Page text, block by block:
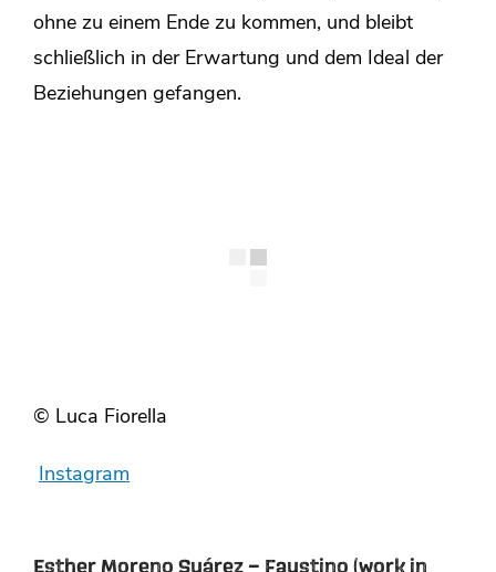
ohne zu einem Ende zu kommen, und bleibt
schließlich in der Erwartung und dem Ideal der
Beziehungen gefangen.
© Luca Fiorella
Instagram